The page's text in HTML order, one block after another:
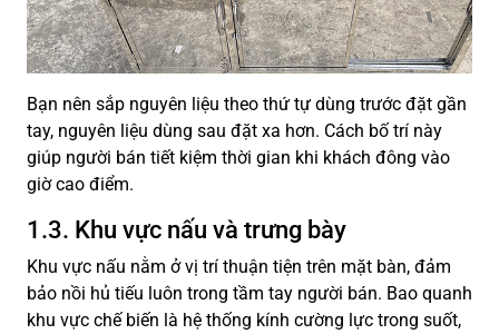
Bạn nên sắp nguyên liệu theo thứ tự dùng trước đặt gần
tay, nguyên liệu dùng sau đặt xa hơn. Cách bố trí này
giúp người bán tiết kiệm thời gian khi khách đông vào
giờ cao điểm.
1.3. Khu vực nấu và trưng bày
Khu vực nấu nằm ở vị trí thuận tiện trên mặt bàn, đảm
bảo nồi hủ tiếu luôn trong tầm tay người bán. Bao quanh
khu vực chế biến là hệ thống kính cường lực trong suốt,